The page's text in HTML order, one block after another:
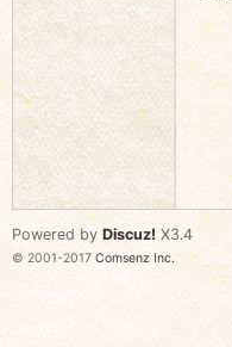
语
Powered by Discuz! X3.4
© 2001-2017 Comsenz Inc.